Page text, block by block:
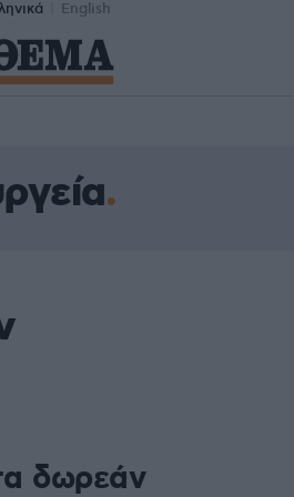
English
δωρεάν